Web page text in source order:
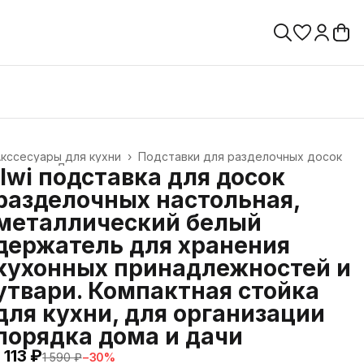
Подставки для разделочных досок
для кухни ›
Дом
подставка для досок
настольная,
белый
для хранения
принадлежностей и
Компактная стойка
кухни, для организации
дома и дачи
113 ₽1 590 ₽−30%